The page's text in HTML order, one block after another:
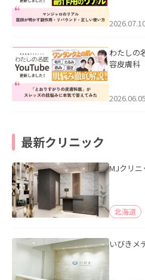
た。
わたしの
容皮膚科
2026.06.05
最新クリニック
MJクリ
北海道
いびきメ